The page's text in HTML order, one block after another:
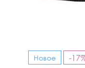
Новое -